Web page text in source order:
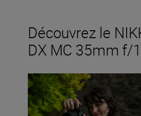
Découvrez le
DX MC 35mm f/
Le nouveau NIKKOR Z DX MC